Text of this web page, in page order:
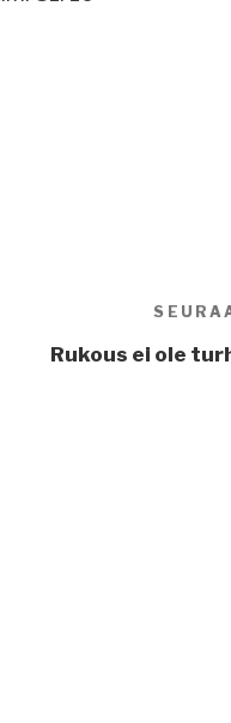
Rukous ei ole